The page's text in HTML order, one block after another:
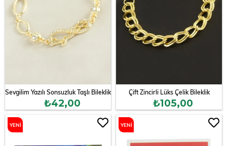
Sevgilim Yazılı Sonsuzluk Taşlı Bileklik
₺42,00
Çift Zincirli Lüks Çelik Bileklik
₺105,00
YENI YENI
ÜRÜN